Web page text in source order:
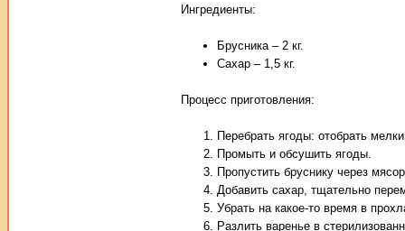
Ингредиенты:
Брусника – 2 кг.
Сахар – 1,5 кг.
Процесс приготовления:
Перебрать ягоды: отобрать
Промыть и обсушить ягоды.
Пропустить бруснику через
Добавить сахар, тщательно
Убрать на какое-то время в
Разлить варенье в